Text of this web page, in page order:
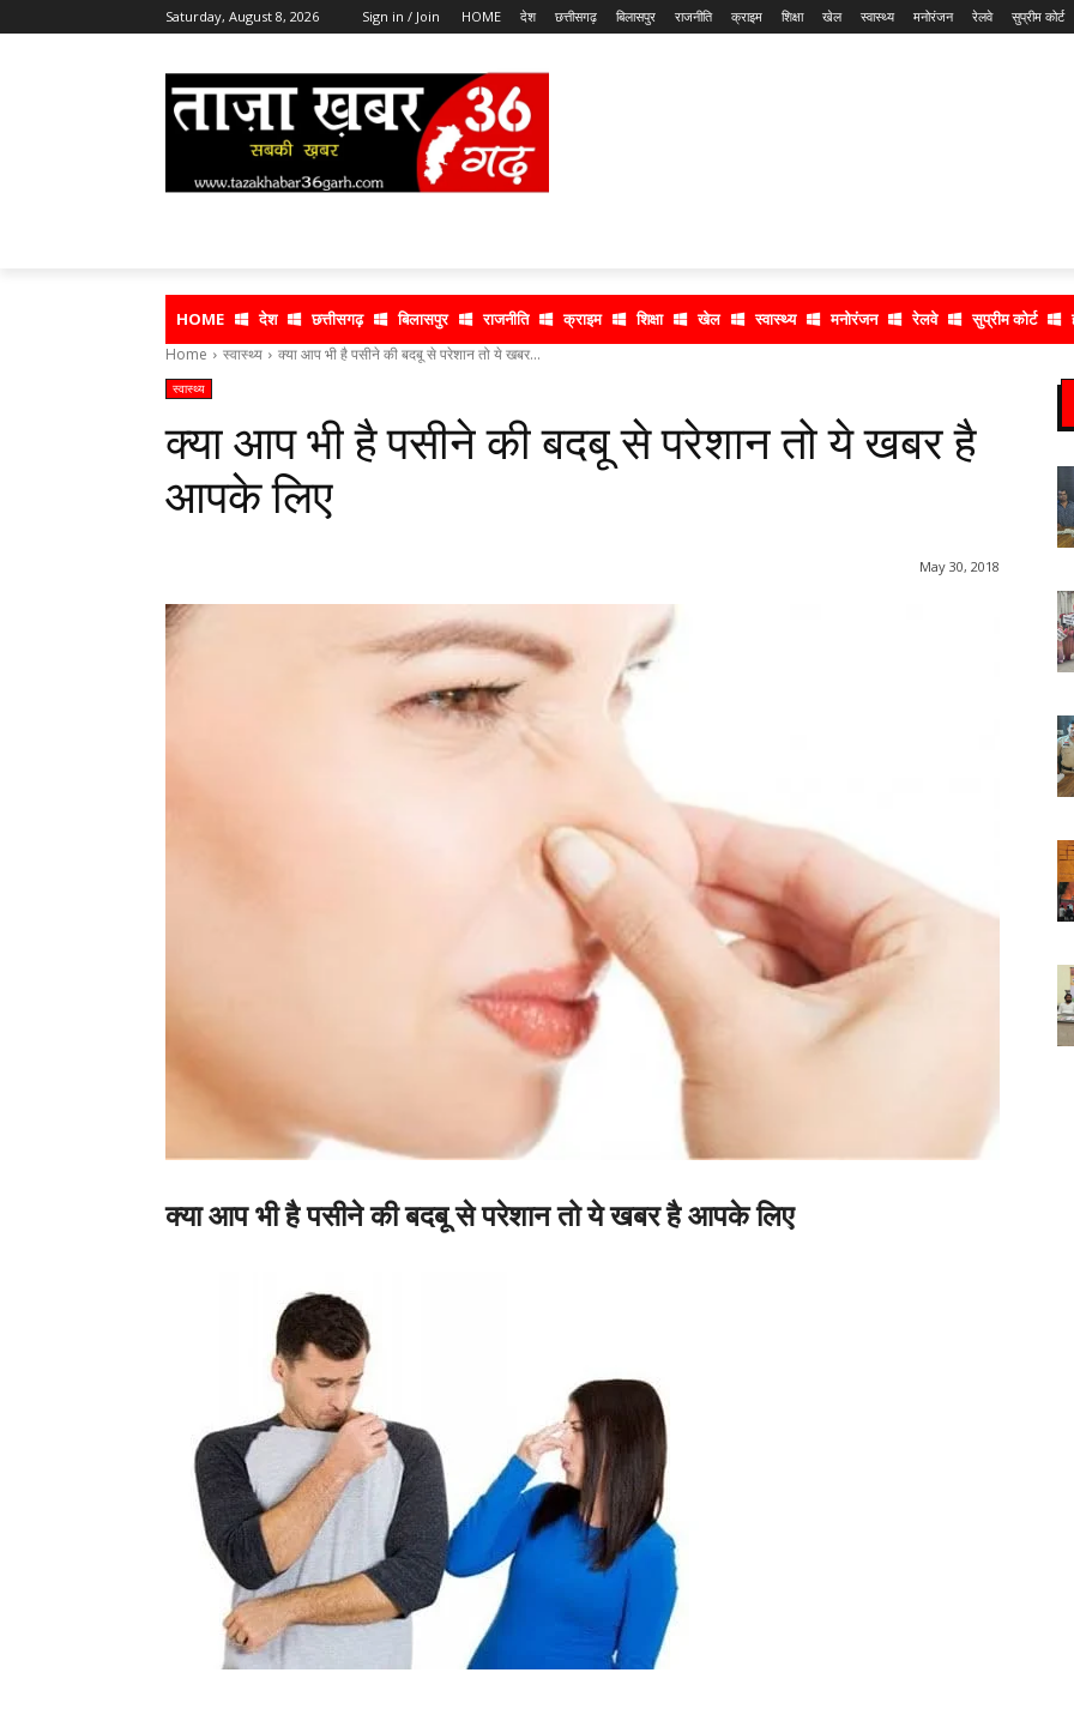
Saturday, August 8, 2026 Sign in / Join HOME देश छत्तीसगढ़ बिलासपुर राजनीति क्राइम शिक्षा खेल स्वास्थ्य मनोरंजन रेलवे सुप्रीम कोर्ट
HOME देश छत्तीसगढ़ बिलासपुर राजनीति क्राइम शिक्षा खेल स्वास्थ्य मनोरंजन रेलवे सुप्रीम कोर्ट
Home स्वास्थ्य क्या आप भी है पसीने की बदबू से परेशान तो ये खबर...
स्वास्थ्य
क्या आप भी है पसीने की बदबू से परेशान तो ये खबर है
आपके लिए
May 30, 2018
क्या आप भी है पसीने की बदबू से परेशान तो ये खबर है आपके लिए